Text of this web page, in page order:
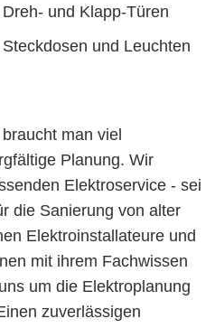
und Klapp-Türen
und Leuchten
man viel
Planung. Wir
Elektroservice - sei
die Sanierung von alter
Elektroinstallateure und
mit ihrem Fachwissen
um die Elektroplanung
zuverlässigen